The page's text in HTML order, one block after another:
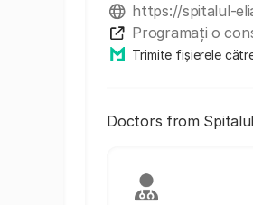
https://spitalul-
Programați o
Trimite fișierele
Doctors from